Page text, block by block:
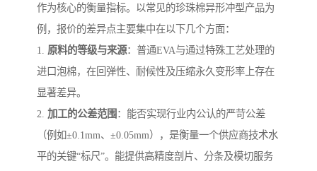
作为核心的衡量指标。以常见的珍珠棉异形冲型产品为
例，报价的差异点主要集中在以下几个方面：
1. 原料的等级与来源：普通EVA与通过特殊工艺处理的
进口泡棉，在回弹性、耐候性及压缩永久变形率上存在
显著差异。
2. 加工的公差范围 ：能否实现行业内公认的严苛公差
（例如±0.1mm、±0.05mm），是衡量一个供应商技术水
平的关键“标尺”。能提供高精度剖片、分条及模切服务